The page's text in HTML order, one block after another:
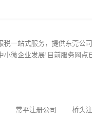
一站式服务，提供东莞公
微企业发展!目前服务网点
常平注册公司 桥头